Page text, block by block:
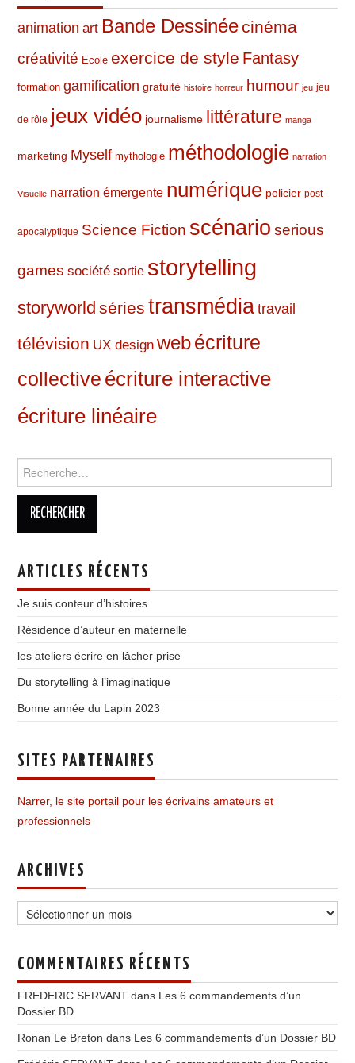
animation art Bande Dessinéecinéma
créativité Ecole exercice de style Fantasy
formation gamification gratuité histoire horreur humour jeu jeu
de rôle jeux vidéo journalisme littérature manga
marketing Myself mythologie méthodologie narration
Visuelle narration émergente numérique policier post-
apocalyptique Science Fiction scénario serious
games société sortie storytelling
storyworld séries transmédia travail
télévision UX design webécriture
collective écriture interactive
écriture linéaire
ARTICLES RÉCENTS
Je suis conteur d’histoires
Résidence d’auteur en maternelle
les ateliers écrire en lâcher prise
Du storytelling à l’imaginatique
Bonne année du Lapin 2023
SITES PARTENAIRES
Narrer, le site portail pour les écrivains amateurs et
professionnels
ARCHIVES
COMMENTAIRES RÉCENTS
FREDERIC SERVANT dans Les 6 commandements d’un
Dossier BD
Ronan Le Breton dans Les 6 commandements d’un Dossier BD